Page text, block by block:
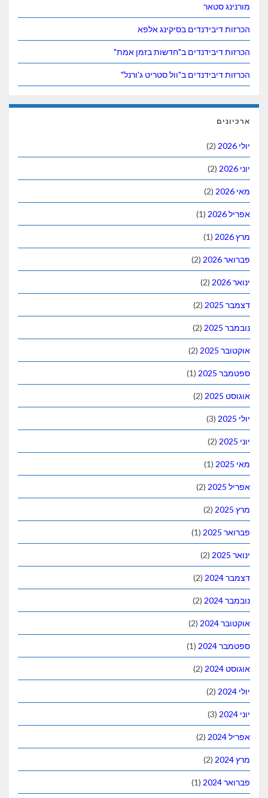
מורנינג סטאר
הכרזות דיבידנדים בסיקינג אלפא
הכרזות דיבידנדים ב"חדשות בזמן אמת"
הכרזות דיבידנדים ב"וול סטריט ג'ורנל"
ארכיונים
יולי 2026 (2)
יוני 2026 (2)
מאי 2026 (2)
אפריל 2026 (1)
מרץ 2026 (1)
פברואר 2026 (2)
ינואר 2026 (2)
דצמבר 2025 (2)
נובמבר 2025 (2)
אוקטובר 2025 (2)
ספטמבר 2025 (1)
אוגוסט 2025 (2)
יולי 2025 (3)
יוני 2025 (2)
מאי 2025 (1)
אפריל 2025 (2)
מרץ 2025 (2)
פברואר 2025 (1)
ינואר 2025 (2)
דצמבר 2024 (2)
נובמבר 2024 (2)
אוקטובר 2024 (2)
ספטמבר 2024 (1)
אוגוסט 2024 (2)
יולי 2024 (2)
יוני 2024 (3)
אפריל 2024 (2)
מרץ 2024 (2)
פברואר 2024 (1)